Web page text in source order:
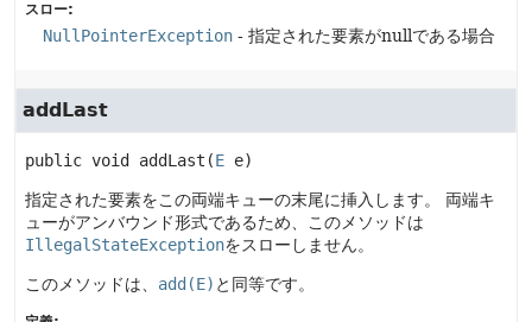
スロー:
NullPointerException - 指定された要素がnullである場合
addLast
public void addLast (E e)
指定された要素をこの両端キューの末尾に挿入します。
両端キ
ューがアンバウンド形式であるため、このメソッドは
IllegalStateExceptionをスローしません。
このメソッドは、 add(E) と同等です。